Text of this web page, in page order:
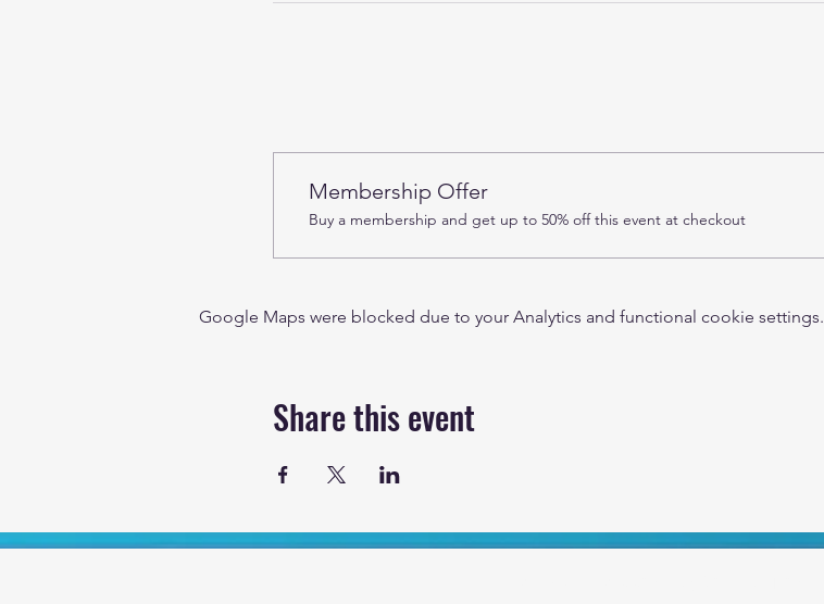
Membership Offer
Buy a membership and get up to 50% off this event at checkout
Google Maps were blocked due to your Analytics and functional cookie settings.
Share this event